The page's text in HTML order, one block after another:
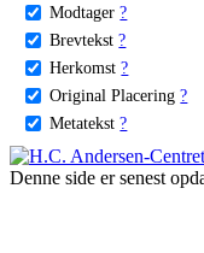
Modtager ?
Brevtekst ?
Herkomst ?
Original Placering ?
Metatekst ?
Denne side er senest